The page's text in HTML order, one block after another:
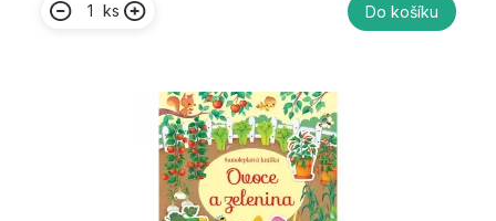
ks Do košíku